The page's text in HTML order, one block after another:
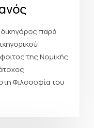
παρά
της Νομικής
Φιλοσοφία του